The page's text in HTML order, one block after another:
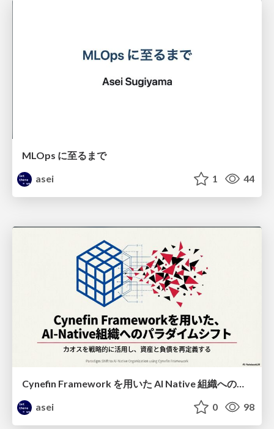
MLOps に至るまで
asei
1 44
asei
0 98